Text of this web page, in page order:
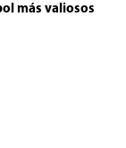
más valiosos